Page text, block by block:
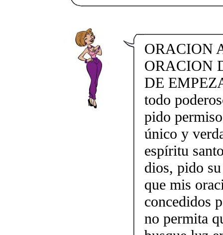
ORACION
ORACION
DE
todo
pido
único y
espíritu
dios, pido
que mis
concedidos
no permita